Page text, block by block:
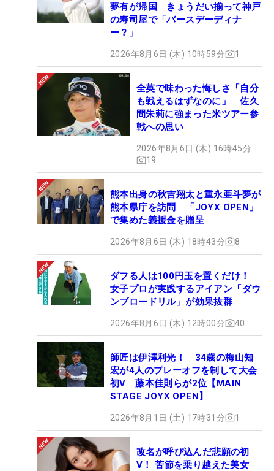
夢有が帰国 きょうだい揃って神戸
の寿司屋で「バースデーディナ
ー？」
2026年8月6日 (木) 10時59分 1
全英で味わった悔しさ「自分
も戦えるはずなのに」 佐久
間朱莉に強まった米ツアー参
戦への思い
2026年8月6日 (木) 16時45分
19
熊本出身の秋吉翔太と重永亜斗夢が
熊本県庁を訪問 「JOYX OPEN」
で集めた義援金を贈呈
2026年8月6日 (木) 18時43分 8
ダフる人は100円玉を置くだけ！
女子プロが実践するアイアン「ダウ
ンブロードリル」が効果抜群
2026年8月6日 (木) 12時00分 40
師匠は伊澤利光！ 34歳の梅山知
宏が4人のプレーオフを制して大会
初V 藤本佳則らが2位【MAIN
STAGE JOYX OPEN】
2026年8月1日 (土) 17時31分 1
改名が呼び込んだ悲願の初
V！ 苦節を乗り越えた美女